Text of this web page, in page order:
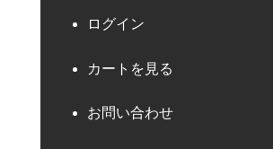
ログイン
カートを見る
お問い合わせ